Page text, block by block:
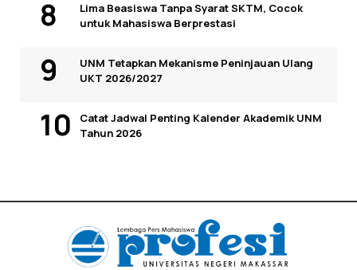
Lima Beasiswa Tanpa Syarat SKTM, Cocok
untuk Mahasiswa Berprestasi
UNM Tetapkan Mekanisme Peninjauan Ulang
UKT 2026/2027
Catat Jadwal Penting Kalender Akademik UNM
Tahun 2026